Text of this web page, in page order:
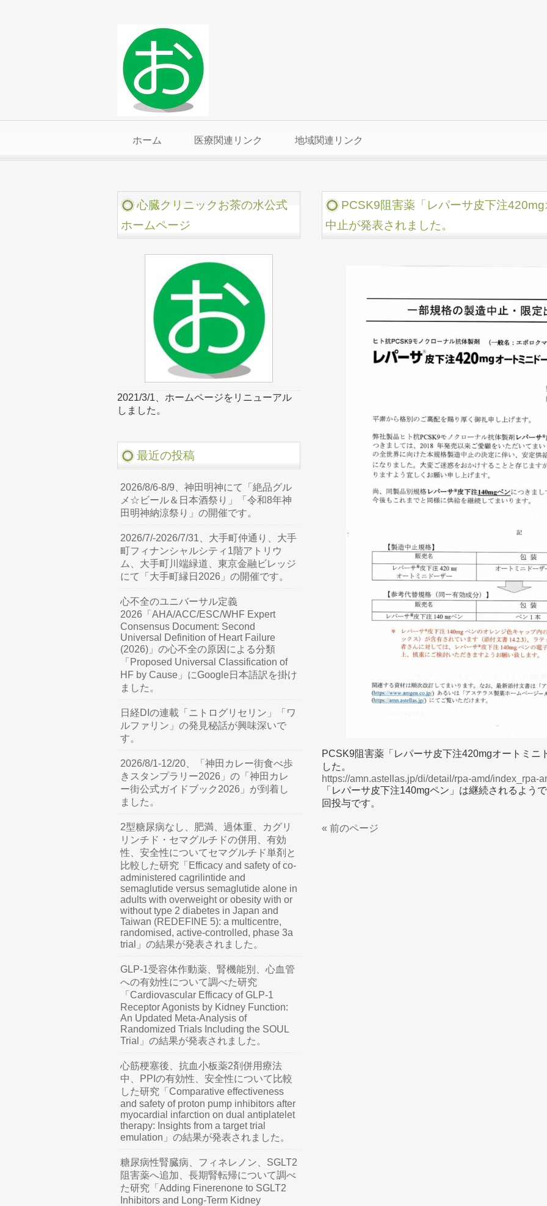
ホーム 医療関連リンク 地域関連リンク
PCSK9阻害薬「レパーサ皮下注
中止が発表されました。
PCSK9阻害薬「レパーサ皮下注420mgオートミニ
した。
https://amn.astellas.jp/di/detail/rpa-amd/index_rpa-
「レパーサ皮下注140mgペン」は継続されるよう
回投与です。
« 前のページ
心臓クリニックお茶の水公式
ホームページ
2021/3/1、ホームページをリニューアル
しました。
最近の投稿
2026/8/6-8/9、神田明神にて「絶品グル
メ☆ビール＆日本酒祭り」「令和8年神
田明神納涼祭り」の開催です。
2026/7/-2026/7/31、大手町仲通り、大手
町フィナンシャルシティ1階アトリウ
ム、大手町川端緑道、東京金融ビレッジ
にて「大手町縁日2026」の開催です。
心不全のユニバーサル定義
2026「AHA/ACC/ESC/WHF Expert
Consensus Document: Second
Universal Definition of Heart Failure
(2026)」の心不全の原因による分類
「Proposed Universal Classification of
HF by Cause」にGoogle日本語訳を掛け
ました。
日経DIの連載「ニトログリセリン」「ワ
ルファリン」の発見秘話が興味深いで
す。
2026/8/1-12/20、「神田カレー街食べ歩
きスタンプラリー2026」の「神田カレ
ー街公式ガイドブック2026」が到着し
ました。
2型糖尿病なし、肥満、過体重、カグリ
リンチド・セマグルチドの併用、有効
性、安全性についてセマグルチド単剤と
比較した研究「Efficacy and safety of co-
administered cagrilintide and
semaglutide versus semaglutide alone in
adults with overweight or obesity with or
without type 2 diabetes in Japan and
Taiwan (REDEFINE 5): a multicentre,
randomised, active-controlled, phase 3a
trial」の結果が発表されました。
GLP-1受容体作動薬、腎機能別、心血管
への有効性について調べた研究
「Cardiovascular Efficacy of GLP-1
Receptor Agonists by Kidney Function:
An Updated Meta-Analysis of
Randomized Trials Including the SOUL
Trial」の結果が発表されました。
心筋梗塞後、抗血小板薬2剤併用療法
中、PPIの有効性、安全性について比較
した研究「Comparative effectiveness
and safety of proton pump inhibitors after
myocardial infarction on dual antiplatelet
therapy: Insights from a target trial
emulation」の結果が発表されました。
糖尿病性腎臓病、フィネレノン、SGLT2
阻害薬へ追加、長期腎転帰について調べ
た研究「Adding Finerenone to SGLT2
Inhibitors and Long-Term Kidney